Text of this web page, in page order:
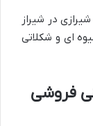
در شیراز
ای و شکلاتی
فروشی